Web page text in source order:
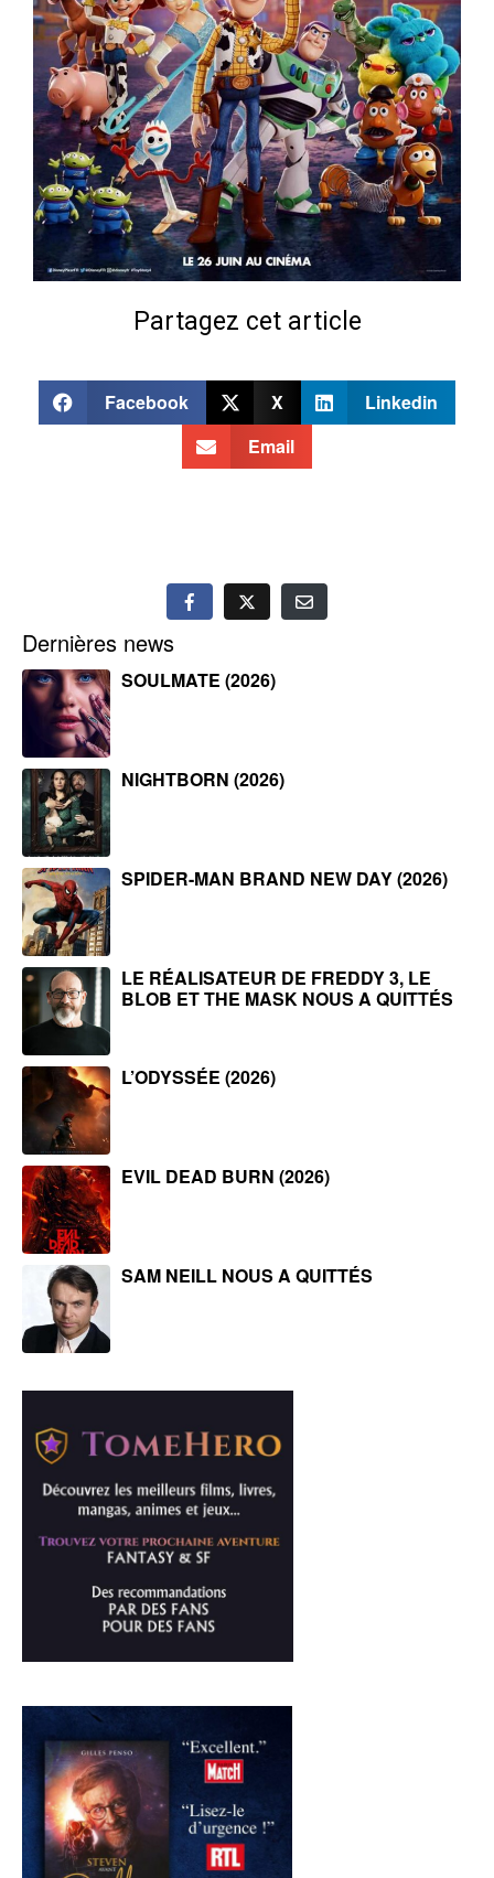
Partagez cet article
Facebook X
Linkedin
Email
Dernières news
SOULMATE (2026)
NIGHTBORN (2026)
SPIDER-MAN BRAND NEW DAY (2026)
LE RÉALISATEUR DE FREDDY 3, LE
BLOB ET THE MASK NOUS A QUITTÉS
L’ODYSSÉE (2026)
EVIL DEAD BURN (2026)
SAM NEILL NOUS A QUITTÉS